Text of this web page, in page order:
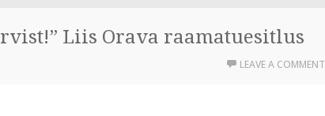
Liis Orava raamatuesitlus
LEAVE A COMMENT